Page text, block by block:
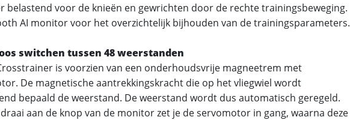
belastend voor de knieën en gewrichten door de rechte trainingsbeweging.
AI monitor voor het overzichtelijk bijhouden van de trainingsparameters.
switchen tussen 48 weerstanden
is voorzien van een onderhoudsvrije magneetrem met
De magnetische aantrekkingskracht die op het vliegwiel wordt
bepaald de weerstand. De weerstand wordt dus automatisch geregeld.
aan de knop van de monitor zet je de servomotor in gang, waarna deze